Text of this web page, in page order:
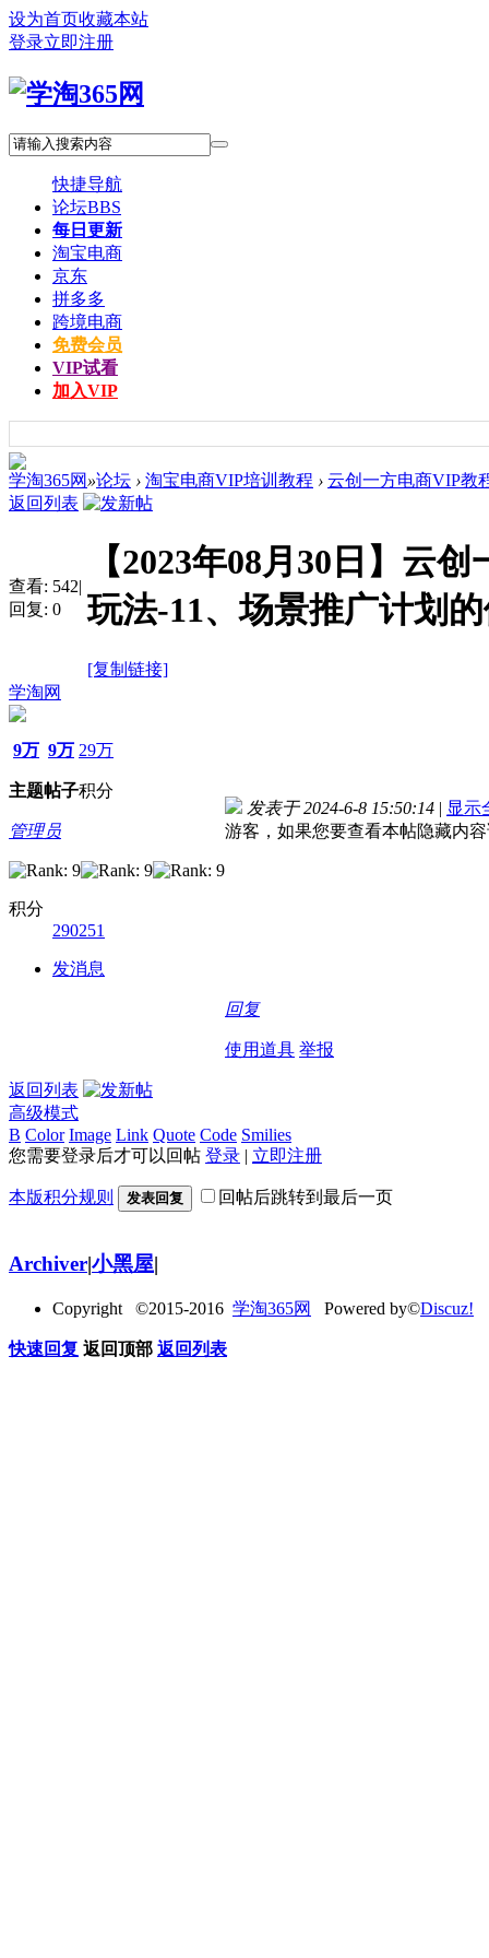
设为首页收藏本站
登录立即注册
快捷导航
论坛BBS
每日更新
淘宝电商
京东
拼多多
跨境电商
免费会员
VIP试看
加入VIP
学淘365网 »论坛 › 淘宝电商VIP培训教程 › 云创一方电商VIP教
返回列表
查看: 542|
回复: 0
【2023年08月30日】云
玩法-11、场景推广计划
[复制链接]
学淘网
9万
主题
9万
帖子
29万
积分
管理员
积分
290251
发消息
发表于 2024-6-8 15:50:14 | 显示
游客，如果您要查看本帖隐藏内
回复
使用道具 举报
返回列表
高级模式
B Color Image Link Quote Code Smilies
您需要登录后才可以回帖 登录 | 立即注册
本版积分规则 发表回复 回帖后跳转到最后一页
Archiver|小黑屋|
Copyright ©2015-2016 学淘365网 Powered by©Discuz!
快速回复 返回顶部 返回列表